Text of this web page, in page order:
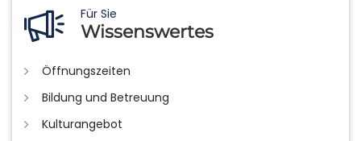
Für Sie
Wissenswertes
Öffnungszeiten
Bildung und Betreuung
Kulturangebot